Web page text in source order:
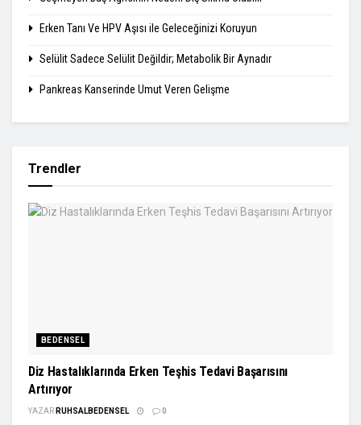
Erken Tanı Ve HPV Aşısı ile Geleceğinizi Koruyun
Selülit Sadece Selülit Değildir; Metabolik Bir Aynadır
Pankreas Kanserinde Umut Veren Gelişme
Trendler
BEDENSEL
Diz Hastalıklarında Erken Teşhis Tedavi Başarısını
Artırıyor
YAZAR RUHSALBEDENSEL 0